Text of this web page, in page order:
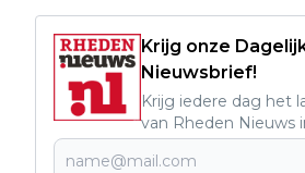
Krijg onze
Nieuwsbrief!
Krijg iedere dag het
van Rheden Nieuws